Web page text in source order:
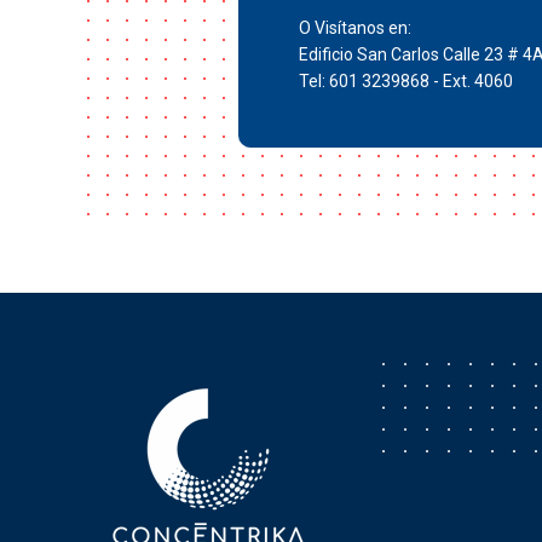
O Visítanos en:
Edificio San Carlos Calle 23 #
Tel: 601 3239868 - Ext. 4060